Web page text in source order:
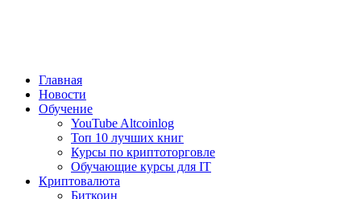
Главная
Новости
Обучение
YouTube Altcoinlog
Топ 10 лучших книг
Курсы по криптоторговле
Обучающие курсы для IT
Криптовалюта
Биткоин